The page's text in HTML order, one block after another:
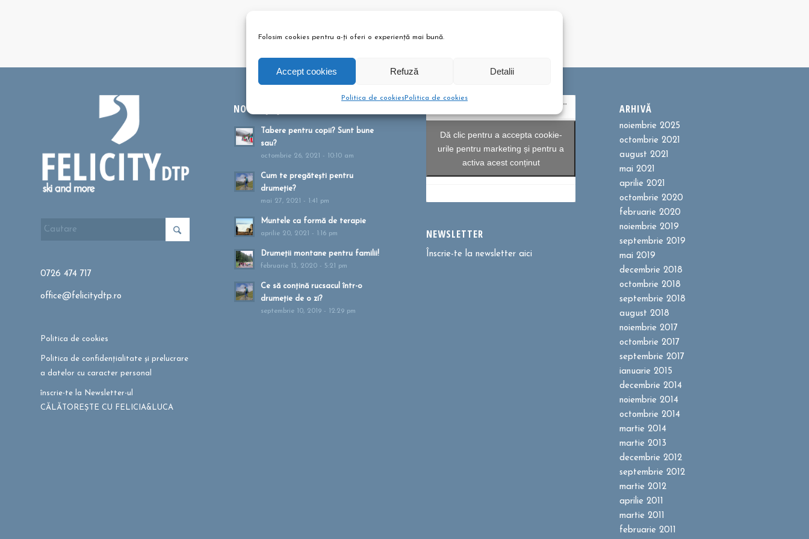
Folosim cookies pentru a-ți oferi o experiență mai bună.
Accept cookies Refuză Detalii
Politica de cookiesPolitica de cookies
0726 474 717
office@felicitydtp.ro
Politica de cookies
Politica de confidențialitate și prelucrare
a datelor cu caracter personal
înscrie-te la Newsletter-ul
CĂLĂTOREȘTE CU FELICIA&LUCA
NOUTĂȚI ȘI ARTICOLE
Tabere pentru copii? Sunt bune
sau?
octombrie 26, 2021 - 10:10 am
Cum te pregătești pentru
drumeție?
mai 27, 2021 - 1:41 pm
Muntele ca formă de terapie
aprilie 20, 2021 - 1:16 pm
Drumeții montane pentru familii!
februarie 13, 2020 - 5:21 pm
Ce să conțină rucsacul într-o
drumeție de o zi?
septembrie 10, 2019 - 12:29 pm
Dă clic pentru a accepta cookie-
urile pentru marketing și pentru a
activa acest conținut
NEWSLETTER
Înscrie-te la newsletter aici
ARHIVĂ
noiembrie 2025
octombrie 2021
august 2021
mai 2021
aprilie 2021
octombrie 2020
februarie 2020
noiembrie 2019
septembrie 2019
mai 2019
decembrie 2018
octombrie 2018
septembrie 2018
august 2018
noiembrie 2017
octombrie 2017
septembrie 2017
ianuarie 2015
decembrie 2014
noiembrie 2014
octombrie 2014
martie 2014
martie 2013
decembrie 2012
septembrie 2012
martie 2012
aprilie 2011
martie 2011
februarie 2011